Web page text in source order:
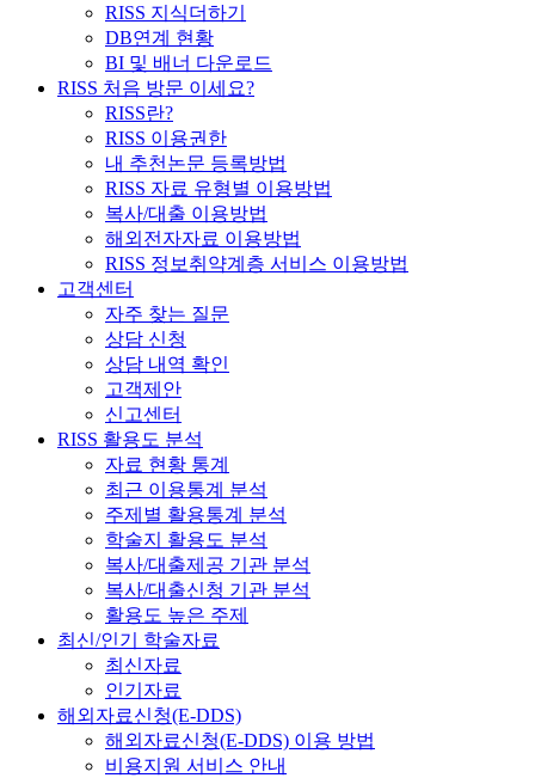
RISS 지식더하기
DB연계 현황
BI 및 배너 다운로드
RISS 처음 방문 이세요?
RISS란?
RISS 이용권한
내 추천논문 등록방법
RISS 자료 유형별 이용방법
복사/대출 이용방법
해외전자자료 이용방법
RISS 정보취약계층 서비스 이용방법
고객센터
자주 찾는 질문
상담 신청
상담 내역 확인
고객제안
신고센터
RISS 활용도 분석
자료 현황 통계
최근 이용통계 분석
주제별 활용통계 분석
학술지 활용도 분석
복사/대출제공 기관 분석
복사/대출신청 기관 분석
활용도 높은 주제
최신/인기 학술자료
최신자료
인기자료
해외자료신청(E-DDS)
해외자료신청(E-DDS) 이용 방법
비용지원 서비스 안내